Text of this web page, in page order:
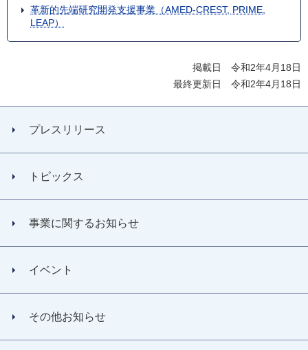
革新的先端研究開発支援事業（AMED-CREST, PRIME,
LEAP）
掲載日 令和2年4月18日
最終更新日 令和2年4月18日
プレスリリース
トピックス
事業に関するお知らせ
イベント
その他お知らせ